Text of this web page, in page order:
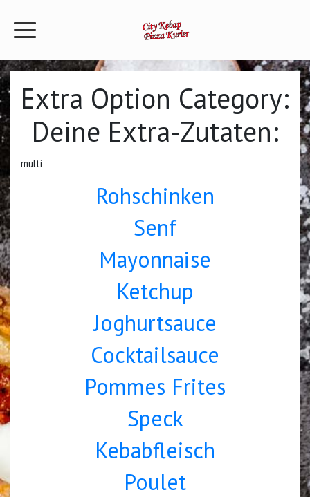
Extra Option Category:
Deine Extra-Zutaten:
multi
Rohschinken
Senf
Mayonnaise
Ketchup
Joghurtsauce
Cocktailsauce
Pommes Frites
Speck
Kebabfleisch
Poulet